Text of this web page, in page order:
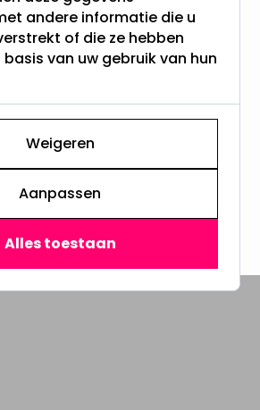
9.4/10
klanten gingen u voor
op retour
voorraad
Producten
andere informatie die u
of die ze hebben
van uw gebruik van hun
Weigeren
Aanpassen
Alles toestaan